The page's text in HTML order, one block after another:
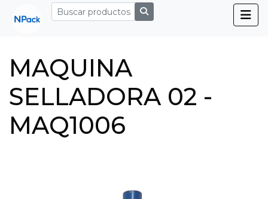
MAQUINA
SELLADORA 02 -
MAQ1006